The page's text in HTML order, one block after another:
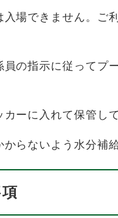
入場できません。ご
員の指示に従ってプ
ーに入れて保管し
らないよう水分補